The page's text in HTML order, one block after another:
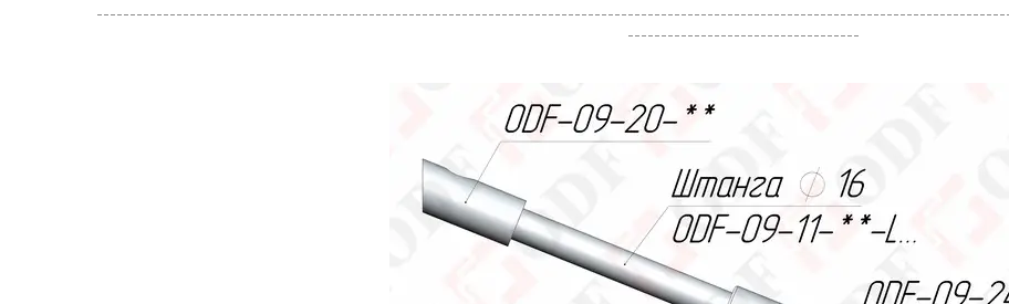
-----------------------------------